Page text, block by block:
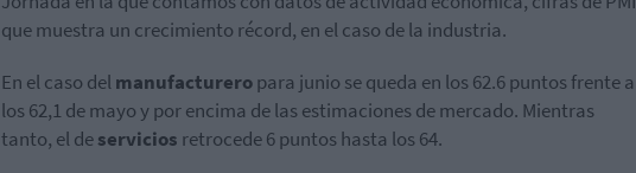
que muestra un crecimiento récord, en el caso de la industria.
En el caso delmanufactureropara junio se queda en los 62.6 puntos frente a
los 62,1 de mayo y por encima de las estimaciones de mercado. Mientras
tanto, el deservicios retrocede 6 puntos hasta los 64.